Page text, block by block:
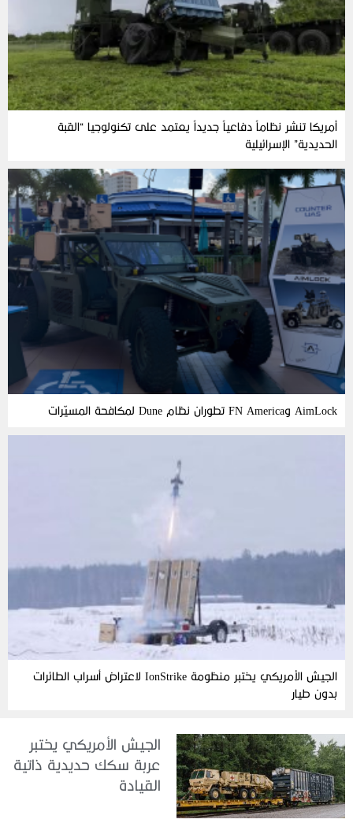
أمريكا تنشر نظاماً دفاعياً جديداً يعتمد على تكنولوجيا “القبة
الحديدية” الإسرائيلية
AimLock وFN America تطوران نظام Dune لمكافحة المسيّرات
الجيش الأمريكي يختبر منظومة IonStrike لاعتراض أسراب الطائرات
بدون طيار
الجيش الأمريكي يختبر
عربة سكك حديدية ذاتية
القيادة